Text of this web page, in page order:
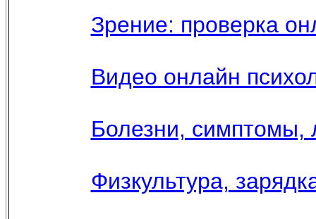
Зрение: проверка
Видео онлайн
Болезни, симптомы,
Физкультура,